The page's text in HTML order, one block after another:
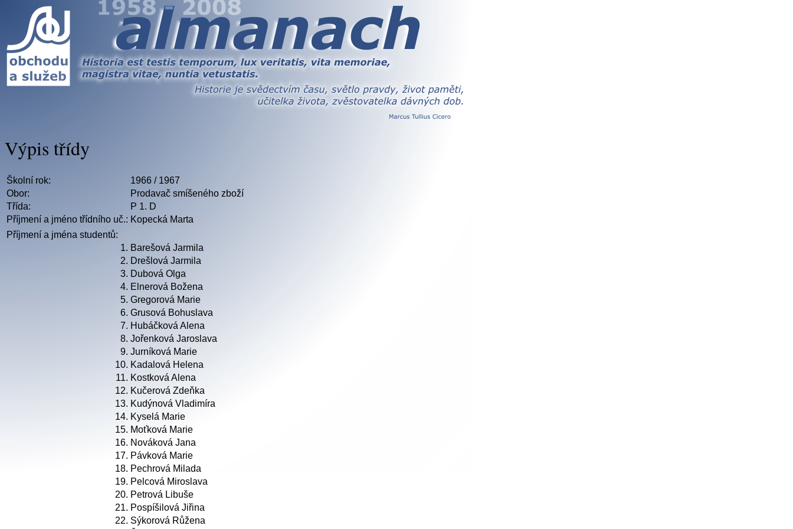
Výpis třídy
Školní rok:
1966 / 1967
Obor:
Prodavač smíšeného zboží
Třída:
P 1. D
Příjmení a jméno třídního uč.: Kopecká Marta
Příjmení a jména studentů:
1. Barešová Jarmila
2. Drešlová Jarmila
3. Dubová Olga
4. Elnerová Božena
5. Gregorová Marie
6. Grusová Bohuslava
7. Hubáčková Alena
8. Jořenková Jaroslava
9. Jurníková Marie
10. Kadalová Helena
11. Kostková Alena
12. Kučerová Zdeňka
13. Kudýnová Vladimíra
14. Kyselá Marie
15. Moťková Marie
16. Nováková Jana
17. Pávková Marie
18. Pechrová Milada
19. Pelcová Miroslava
20. Petrová Libuše
21. Pospíšilová Jiřina
22. Sýkorová Růžena